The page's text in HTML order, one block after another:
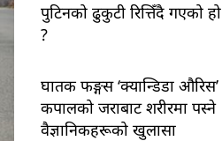
पुटिनको ढुकुटी रित्तिँदै गएको हो
?
घातक फङ्गस ‘क्यान्डिडा औरिस’
कपालको जराबाट शरीरमा पस्ने
वैज्ञानिकहरूको खुलासा